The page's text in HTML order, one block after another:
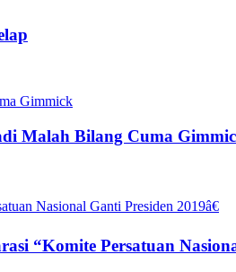
Malah Bilang Cuma
“Komite Persatuan